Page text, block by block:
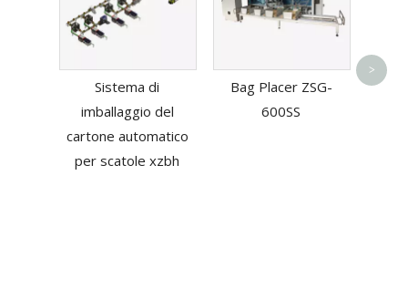
Sistema di
imballaggio del
cartone automatico
per scatole xzbh
Bag Placer ZSG-
600SS
>